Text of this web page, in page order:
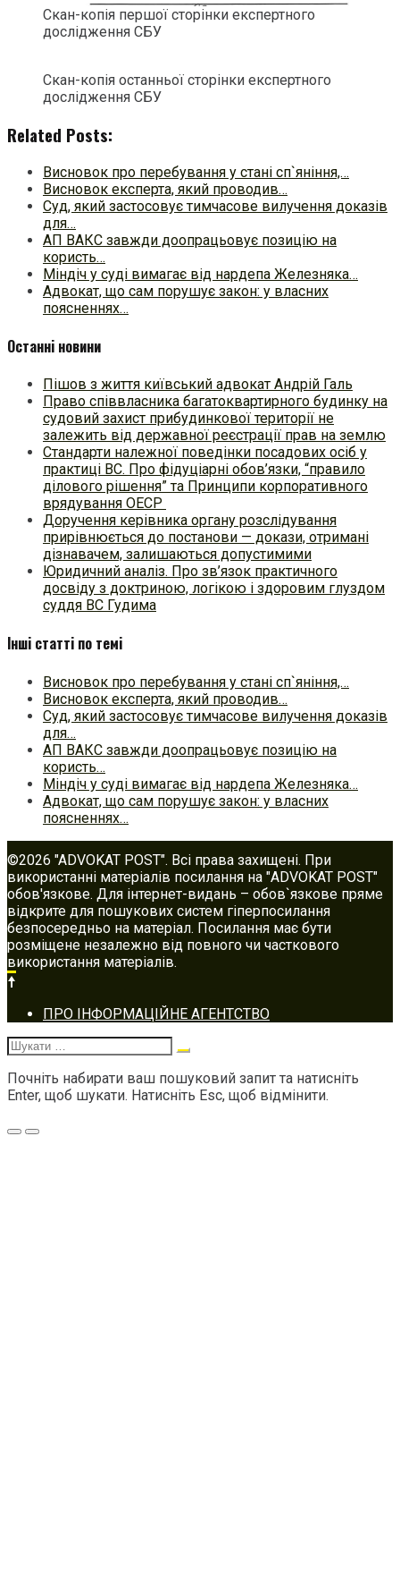
Скан-копія першої сторінки експертного
дослідження СБУ
Скан-копія останньої сторінки експертного
дослідження СБУ
Related Posts:
Висновок про перебування у стані сп`яніння,…
Висновок експерта, який проводив…
Суд, який застосовує тимчасове вилучення доказів
для…
АП ВАКС завжди доопрацьовує позицію на
користь…
Міндіч у суді вимагає від нардепа Железняка…
Адвокат, що сам порушує закон: у власних
поясненнях…
Останні новини
Пішов з життя київський адвокат Андрій Галь
Право співвласника багатоквартирного будинку на
судовий захист прибудинкової території не
залежить від державної реєстрації прав на землю
Стандарти належної поведінки посадових осіб у
практиці ВC. Про фідуціарні обов’язки, “правило
ділового рішення” та Принципи корпоративного
врядування ОЕСР
Доручення керівника органу розслідування
прирівнюється до постанови — докази, отримані
дізнавачем, залишаються допустимими
Юридичний аналіз. Про зв’язок практичного
досвіду з доктриною, логікою і здоровим глуздом
суддя ВС Гудима
Інші статті по темі
Висновок про перебування у стані сп`яніння,…
Висновок експерта, який проводив…
Суд, який застосовує тимчасове вилучення доказів
для…
АП ВАКС завжди доопрацьовує позицію на
користь…
Міндіч у суді вимагає від нардепа Железняка…
Адвокат, що сам порушує закон: у власних
поясненнях…
©2026 "ADVOKAT POST". Всі права захищені. При
використанні матеріалів посилання на "ADVOKAT POST"
обов'язкове. Для інтернет-видань – обов`язкове пряме
відкрите для пошукових систем гіперпосилання
безпосередньо на матеріал. Посилання має бути
розміщене незалежно від повного чи часткового
використання матеріалів.
Footer
navigation
ПРО ІНФОРМАЦІЙНЕ АГЕНТСТВО
Шукати:
Почніть набирати ваш пошуковий запит та натисніть
Enter, щоб шукати. Натисніть Esc, щоб відмінити.
Меню